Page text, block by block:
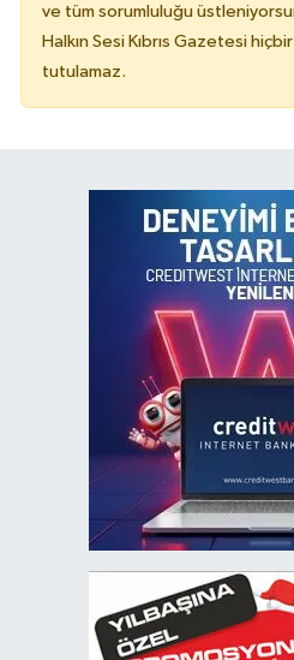
ve tüm sorumluluğu
Halkın Sesi Kıbrıs Gazetesi
tutulamaz.